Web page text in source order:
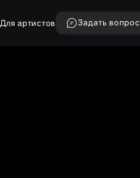
Для артистов Задать вопрос